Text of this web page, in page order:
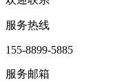
服务热线
155-8899-5885
服务邮箱